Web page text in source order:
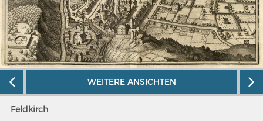
SCHIFFSTYPEN
WEITERE ANSICHTEN
Feldkirch